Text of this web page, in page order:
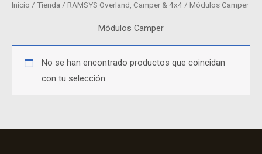
Inicio / Tienda / RAMSYS Overland, Camper & 4x4 / Módulos Camper
Módulos Camper
No se han encontrado productos que coincidan
con tu selección.